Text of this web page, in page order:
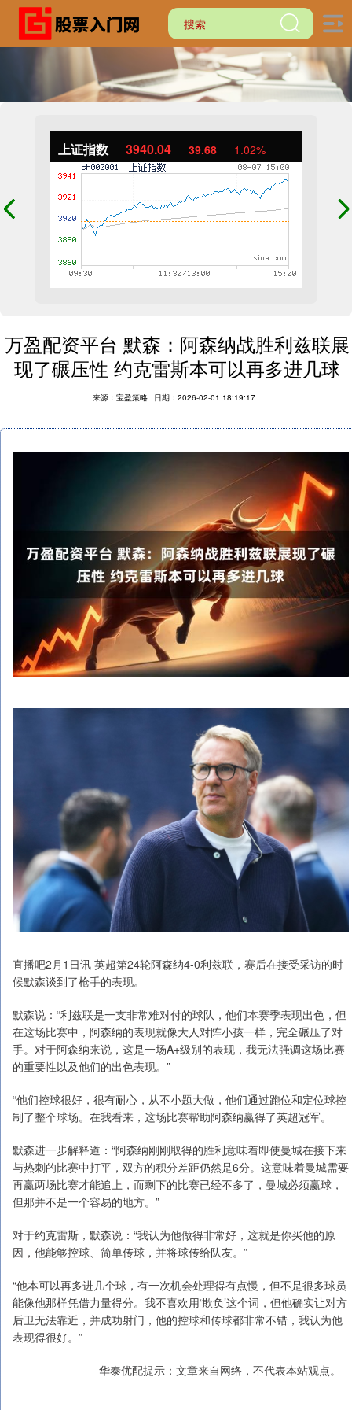
上证指数 3940.04 39.68 1.02%
万盈配资平台 默森：阿森纳战胜利兹联展
现了碾压性 约克雷斯本可以再多进几球
来源：宝盈策略 日期：2026-02-01 18:19:17
直播吧2月1日讯 英超第24轮阿森纳4-0利兹联，赛后在接受采访的时
候默森谈到了枪手的表现。
默森说：“利兹联是一支非常难对付的球队，他们本赛季表现出色，但
在这场比赛中，阿森纳的表现就像大人对阵小孩一样，完全碾压了对
手。对于阿森纳来说，这是一场A+级别的表现，我无法强调这场比赛
的重要性以及他们的出色表现。”
“他们控球很好，很有耐心，从不小题大做，他们通过跑位和定位球控
制了整个球场。在我看来，这场比赛帮助阿森纳赢得了英超冠军。
默森进一步解释道：“阿森纳刚刚取得的胜利意味着即使曼城在接下来
与热刺的比赛中打平，双方的积分差距仍然是6分。这意味着曼城需要
再赢两场比赛才能追上，而剩下的比赛已经不多了，曼城必须赢球，
但那并不是一个容易的地方。”
对于约克雷斯，默森说：“我认为他做得非常好，这就是你买他的原
因，他能够控球、简单传球，并将球传给队友。”
“他本可以再多进几个球，有一次机会处理得有点慢，但不是很多球员
能像他那样凭借力量得分。我不喜欢用‘欺负’这个词，但他确实让对方
后卫无法靠近，并成功射门，他的控球和传球都非常不错，我认为他
表现得很好。”
华泰优配提示：文章来自网络，不代表本站观点。